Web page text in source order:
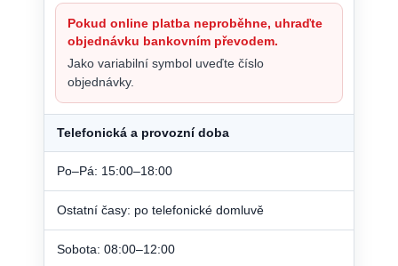
Pokud online platba neproběhne, uhraďte
objednávku bankovním převodem.
Jako variabilní symbol uveďte číslo
objednávky.
Telefonická a provozní doba
Po–Pá: 15:00–18:00
Ostatní časy: po telefonické domluvě
Sobota: 08:00–12:00